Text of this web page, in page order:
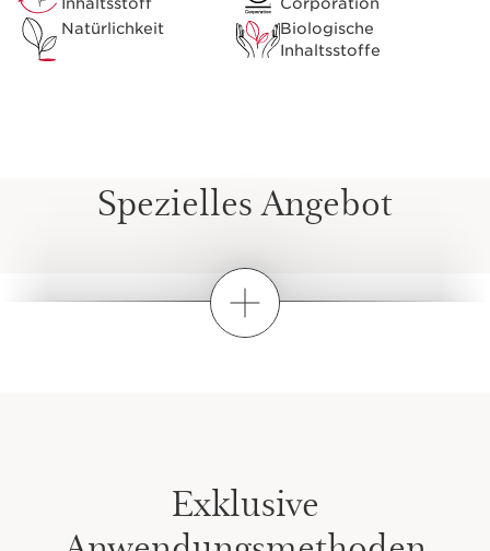
Inhaltsstoff
Corporation
Natürlichkeit
Biologische
Inhaltsstoffe
Spezielles Angebot
Wie mixe ich?
Exklusive